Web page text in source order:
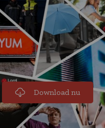
Download nu